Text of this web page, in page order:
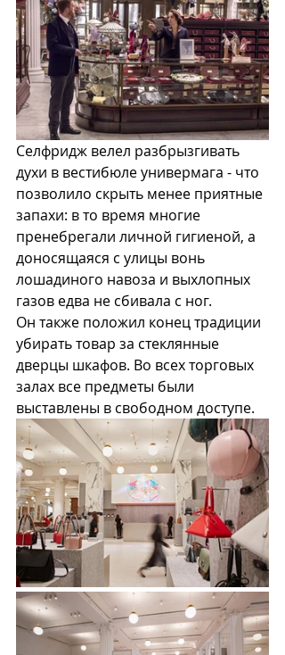
Селфридж велел разбрызгивать
духи в вестибюле универмага - что
позволило скрыть менее приятные
запахи: в то время многие
пренебрегали личной гигиеной, а
доносящаяся с улицы вонь
лошадиного навоза и выхлопных
газов едва не сбивала с ног.
Он также положил конец традиции
убирать товар за стеклянные
дверцы шкафов. Во всех торговых
залах все предметы были
выставлены в свободном доступе.